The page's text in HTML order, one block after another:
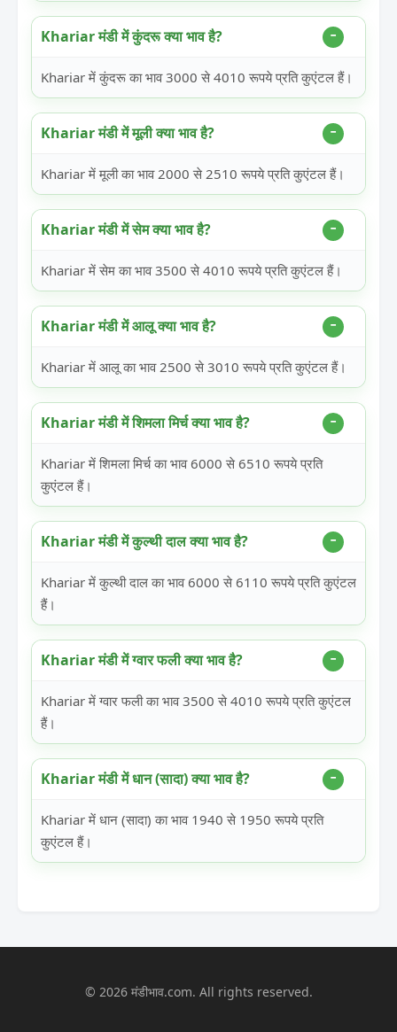
Khariar मंडी में कुंदरू क्या भाव है?
Khariar में कुंदरू का भाव 3000 से 4010 रूपये प्रति कुएंटल हैं।
Khariar मंडी में मूली क्या भाव है?
Khariar में मूली का भाव 2000 से 2510 रूपये प्रति कुएंटल हैं।
Khariar मंडी में सेम क्या भाव है?
Khariar में सेम का भाव 3500 से 4010 रूपये प्रति कुएंटल हैं।
Khariar मंडी में आलू क्या भाव है?
Khariar में आलू का भाव 2500 से 3010 रूपये प्रति कुएंटल हैं।
Khariar मंडी में शिमला मिर्च क्या भाव है?
Khariar में शिमला मिर्च का भाव 6000 से 6510 रूपये प्रति
कुएंटल हैं।
Khariar मंडी में कुल्थी दाल क्या भाव है?
Khariar में कुल्थी दाल का भाव 6000 से 6110 रूपये प्रति कुएंटल
हैं।
Khariar मंडी में ग्वार फली क्या भाव है?
Khariar में ग्वार फली का भाव 3500 से 4010 रूपये प्रति कुएंटल
हैं।
Khariar मंडी में धान (सादा) क्या भाव है?
Khariar में धान (सादा) का भाव 1940 से 1950 रूपये प्रति
कुएंटल हैं।
© 2026 मंडीभाव.com. All rights reserved.